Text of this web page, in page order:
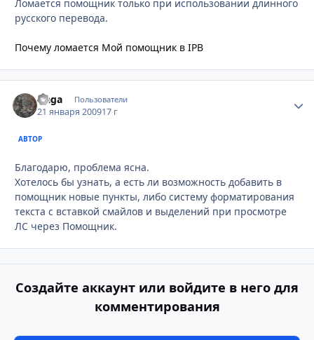
Ломается помощник только при использовании длинного
русского перевода.
Почему ломается Мой помощник в IPB
Naga Пользователи
21 января 200917 г
АВТОР
Благодарю, проблема ясна.
Хотелось бы узнать, а есть ли возможность добавить в
помощник новые пункты, либо систему форматирования
текста с вставкой смайлов и выделений при просмотре
ЛС через Помощник.
Создайте аккаунт или войдите в него для
комментирования